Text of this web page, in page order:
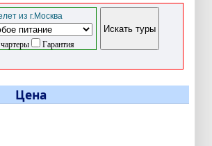
из г.Москва
Гарантия
Цена